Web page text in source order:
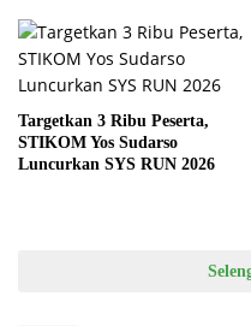
Targetkan 3 Ribu Peserta,
STIKOM Yos Sudarso
Luncurkan SYS RUN 2026